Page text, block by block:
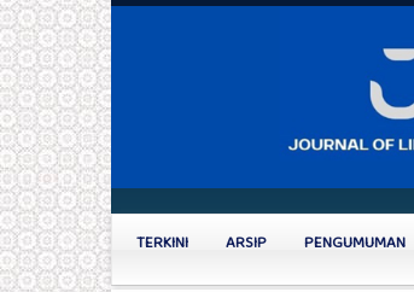
TERKINI ARSIP PENGUMUMAN